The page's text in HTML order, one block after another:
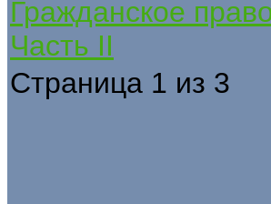
Гражданское
Часть II
Страница 1 из 3